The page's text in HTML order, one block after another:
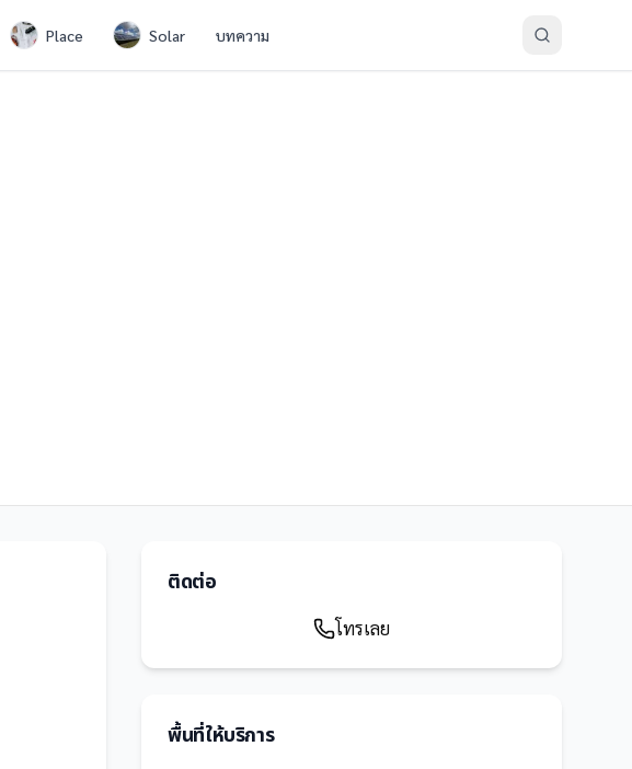
Place Solar บทความ
ติดต่อ
โทรเลย
พื้นที่ให้บริการ